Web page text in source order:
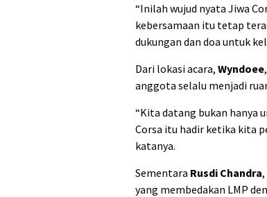
“Inilah wujud nyata Jiwa
kebersamaan itu tetap
dukungan dan doa untuk
Dari lokasi acara, Wyndoee
anggota selalu menjadi
“Kita datang bukan hanya
Corsa itu hadir ketika kita
katanya.
Sementara Rusdi Chandra,
yang membedakan LMP